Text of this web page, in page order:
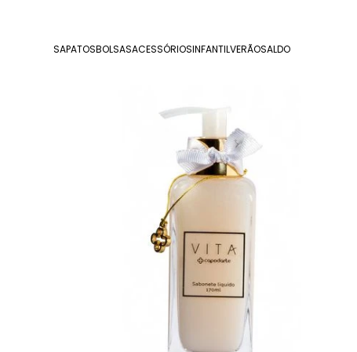
SAPATOSBOLSASACESSÓRIOSINFANTILVERÃOSALDO